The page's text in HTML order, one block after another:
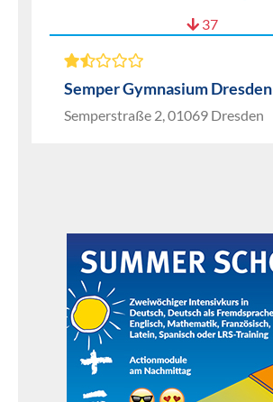
37
Semper Gymnasium Dresden
Semperstraße 2, 01069 Dresden